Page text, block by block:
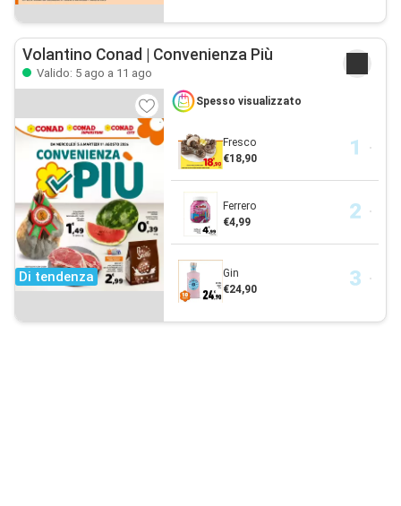
Volantino Conad | Convenienza Più
Valido: 5 ago a 11 ago
Di tendenza
Spesso visualizzato
Fresco
€18,90
Ferrero
€4,99
Gin
€24,90